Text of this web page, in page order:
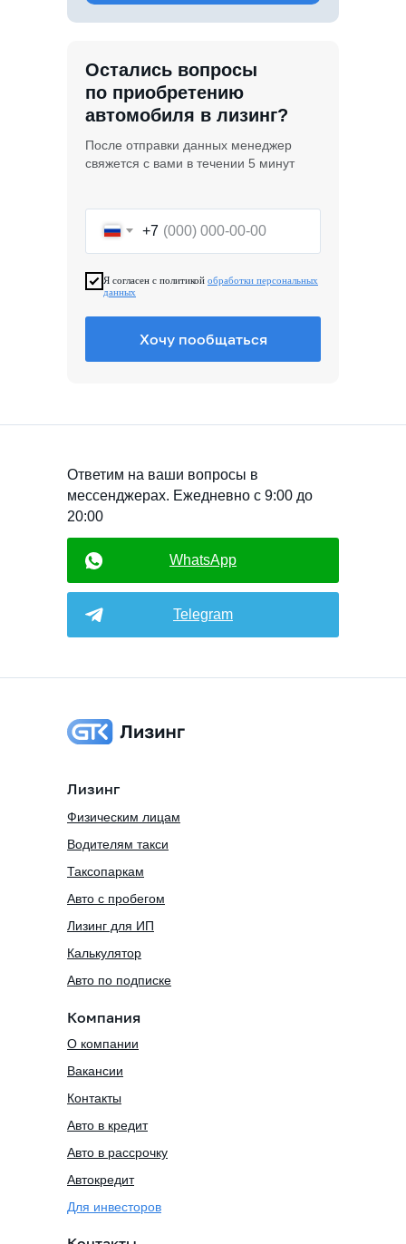
+7
Я согласен с политикой обработки персональных
данных
Хочу пообщаться
Остались вопросы
по приобретению
автомобиля в лизинг?
После отправки данных менеджер
свяжется с вами в течении 5 минут
Ответим на ваши вопросы в
мессенджерах. Ежедневно с 9:00 до
20:00
Telegram
WhatsApp
Компания
О компании
Вакансии
Контакты
Для инвесторов
Лизинг
Водителям такси
Физическим лицам
Таксопаркам
Авто с пробегом
Авто в кредит
Авто в рассрочку
Автокредит
Лизинг для ИП
Калькулятор
Авто по подписке